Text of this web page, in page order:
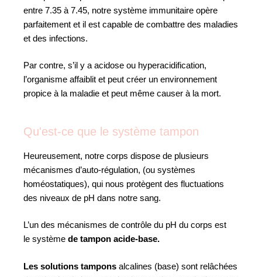
entre 7.35 à 7.45, notre système immunitaire opère
parfaitement et il est capable de combattre des maladies
et des infections.
Par contre, s’il y a acidose ou hyperacidification,
l’organisme affaiblit et peut créer un environnement
propice à la maladie et peut même causer à la mort.
Qu'est-ce que le système tampon
Heureusement, notre corps dispose de plusieurs
mécanismes d’auto-régulation, (ou systèmes
homéostatiques), qui nous protègent des fluctuations
des niveaux de pH dans notre sang.
L’un des mécanismes de contrôle du pH du corps est
le système de tampon acide-base.
Les solutions tampons alcalines (base) sont relâchées